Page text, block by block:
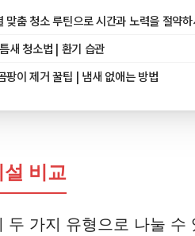
맞춤 청소 루틴으로 시간과 노력을 절약
새 청소법 | 환기 습관
팡이 제거 꿀팁 | 냄새 없애는 방법
비교
두 가지 유형으로 나눌